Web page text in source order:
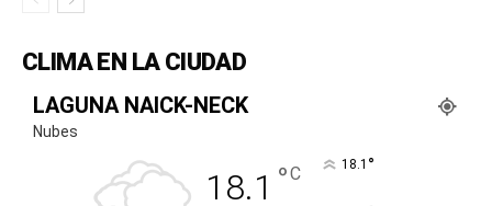
CLIMA EN LA CIUDAD
LAGUNA NAICK-NECK
Nubes
18.1 °C 18.1 °